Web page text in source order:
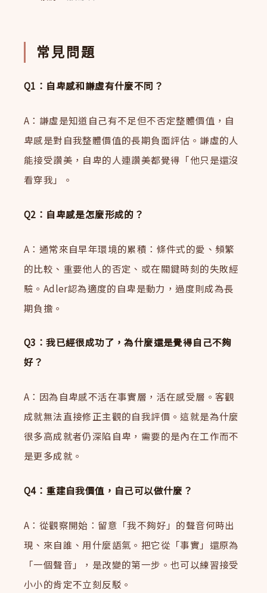
常見問題
Q1：自卑感和謙虛有什麼不同？
A：謙虛是知道自己有不足但不否定整體價值，自
卑感是對自我整體價值的長期負面評估。謙虛的人
能接受讚美，自卑的人連讚美都覺得「他只是還沒
看穿我」。
Q2：自卑感是怎麼形成的？
A：通常來自早年環境的累積：條件式的愛、頻繁
的比較、重要他人的否定、或在關鍵時刻的失敗經
驗。Adler認為適度的自卑是動力，過度則成為長
期負擔。
Q3：我已經很成功了，為什麼還是覺得自己不夠
好？
A：因為自卑感不活在事實層，活在感受層。客觀
成就無法直接修正主觀的自我評價。這就是為什麼
很多高成就者仍深陷自卑，需要的是內在工作而不
是更多成就。
Q4：重建自我價值，自己可以做什麼？
A：從觀察開始：留意「我不夠好」的聲音何時出
現、來自誰、用什麼語氣。把它從「事實」還原為
「一個聲音」，是改變的第一步。也可以練習接受
小小的肯定不立刻反駁。